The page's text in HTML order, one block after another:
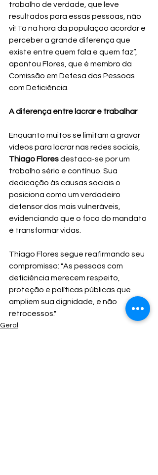
trabalho de verdade, que leve
resultados para essas pessoas, não
vi! Tá na hora da população acordar e
perceber a grande diferença que
existe entre quem fala e quem faz”,
apontou Flores, que é membro da
Comissão em Defesa das Pessoas
com Deficiência.
A diferença entre lacrar e trabalhar
Enquanto muitos se limitam a gravar
vídeos para lacrar nas redes sociais,
Thiago Flores destaca-se por um
trabalho sério e contínuo. Sua
dedicação às causas sociais o
posiciona como um verdadeiro
defensor dos mais vulneráveis,
evidenciando que o foco do mandato
é transformar vidas.
Thiago Flores segue reafirmando seu
compromisso: "As pessoas com
deficiência merecem respeito,
proteção e políticas públicas que
ampliem sua dignidade, e não
retrocessos."
Geral